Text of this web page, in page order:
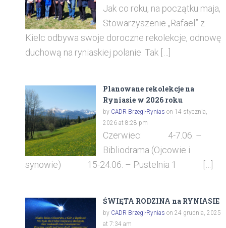
Jak co roku, na początku maja,
Stowarzyszenie „Rafael” z
Kielc odbywa swoje doroczne rekolekcje, odnowę
duchową na ryniaskiej polanie. Tak […]
Planowane rekolekcje na
Ryniasie w 2026 roku
by CADR Brzegi-Rynias on 14 stycznia,
2026 at 8:28 pm
Czerwiec: 4-7.06. –
Bibliodrama (Ojcowie i
synowie) 15-24.06. – Pustelnia 1 […]
ŚWIĘTA RODZINA na RYNIASIE
by CADR Brzegi-Rynias on 24 grudnia, 2025
at 7:34 am